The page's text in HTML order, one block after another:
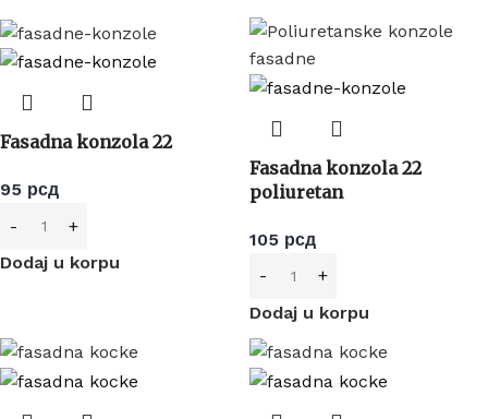
Fasadna konzola 22
95 рсд
Dodaj u korpu
Fasadna konzola 22
poliuretan
105 рсд
Dodaj u korpu